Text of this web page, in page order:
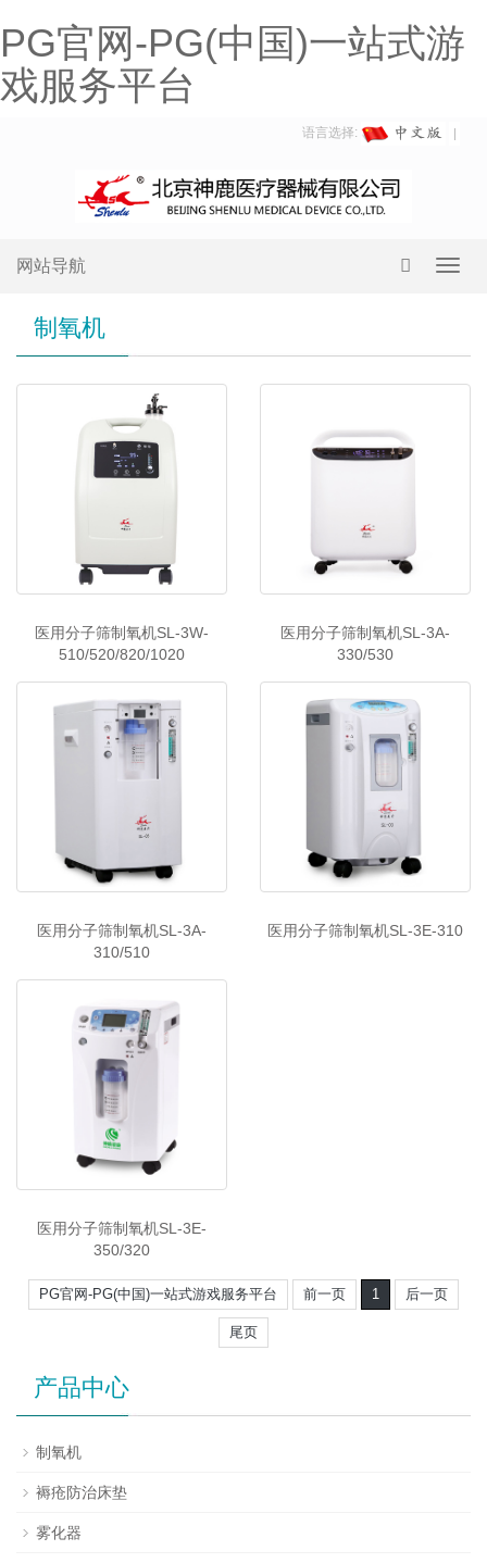
PG官网-PG(中国)一站式游
戏服务平台
语言选择:
网站导航
制氧机
医用分子筛制氧机SL-3W-
510/520/820/1020
医用分子筛制氧机SL-3A-
330/530
医用分子筛制氧机SL-3A-
310/510
医用分子筛制氧机SL-3E-310
医用分子筛制氧机SL-3E-
350/320
PG官网-PG(中国)一站式游戏服务平台 前一页 1 后一页
尾页
产品中心
制氧机
褥疮防治床垫
雾化器